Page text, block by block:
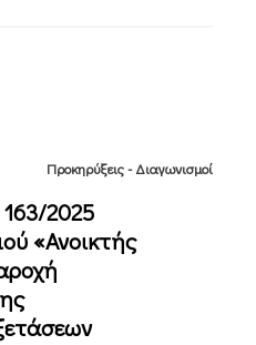
Προκηρύξεις - Διαγωνισμοί
2025
«Ανοικτής